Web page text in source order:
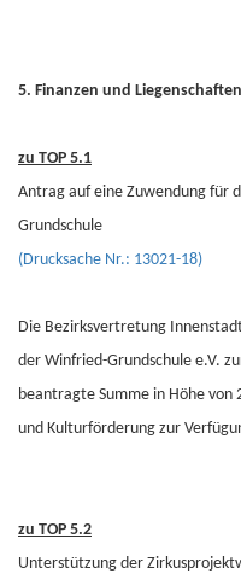
5. Finanzen und Liegenschaften
zu TOP 5.1
Antrag auf eine Zuwendung für
Grundschule
(Drucksache Nr.: 13021-18)
Die Bezirksvertretung
der Winfried-Grundschule e.V.
beantragte Summe in Höhe von
und Kulturförderung zur
zu TOP 5.2
Unterstützung der